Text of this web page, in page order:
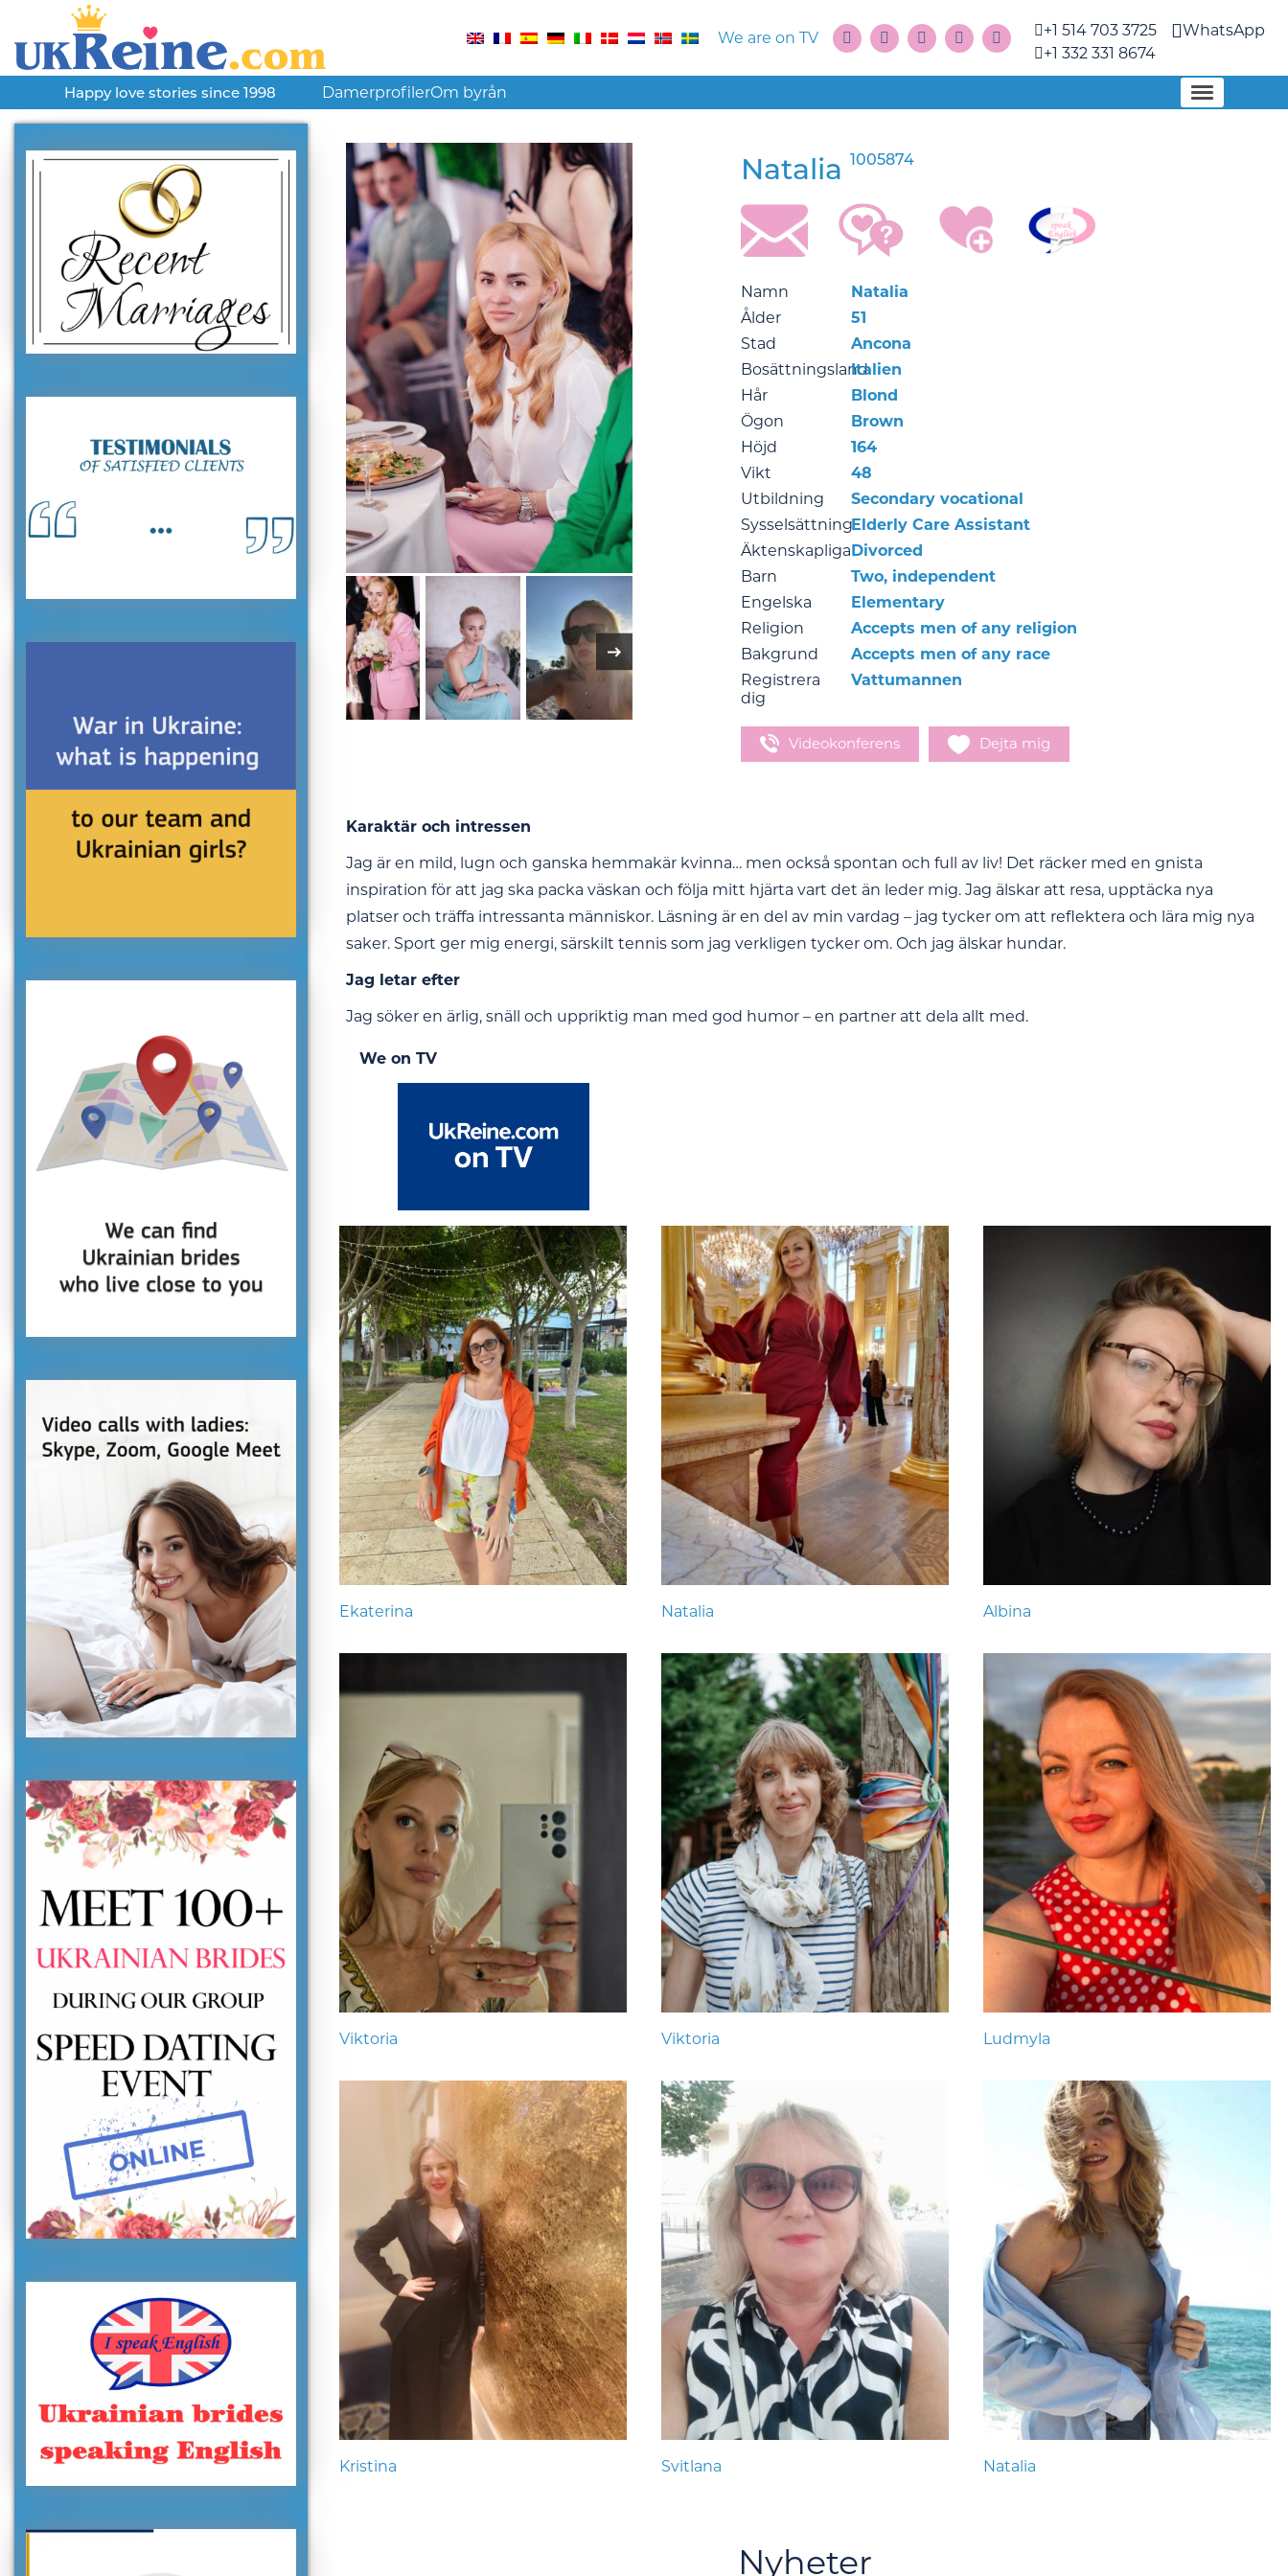
We are on TV
+1 514 703 3725
+1 332 331 8674
WhatsApp
Happy love stories since 1998 DamerprofilerOm byrån
Natalia 1005874
Namn
Natalia
Ålder
51
Stad
Ancona
BosättningslandItalien
Hår
Blond
Ögon
Brown
Höjd
164
Vikt
48
Utbildning
Secondary vocational
SysselsättningElderly Care Assistant
ÄktenskapligaDivorced
Barn
Two, independent
Engelska
Elementary
Religion
Accepts men of any religion
Bakgrund
Accepts men of any race
Registrera
dig
Vattumannen
Videokonferens Dejta mig
Karaktär och intressen
Jag är en mild, lugn och ganska hemmakär kvinna… men också spontan och full av liv! Det räcker med en gnista
inspiration för att jag ska packa väskan och följa mitt hjärta vart det än leder mig. Jag älskar att resa, upptäcka nya
platser och träffa intressanta människor. Läsning är en del av min vardag – jag tycker om att reflektera och lära mig nya
saker. Sport ger mig energi, särskilt tennis som jag verkligen tycker om. Och jag älskar hundar.
Jag letar efter
Jag söker en ärlig, snäll och uppriktig man med god humor – en partner att dela allt med.
We on TV
Ekaterina Natalia Albina
Viktoria Viktoria Ludmyla
Kristina Svitlana Natalia
Nyheter